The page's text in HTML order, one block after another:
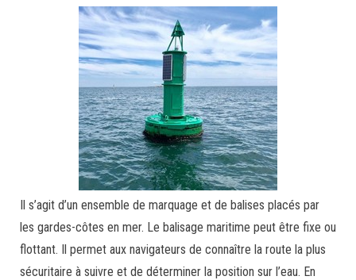
Il s’agit d’un ensemble de marquage et de balises placés par
les gardes-côtes en mer. Le balisage maritime peut être fixe ou
flottant. Il permet aux navigateurs de connaître la route la plus
sécuritaire à suivre et de déterminer la position sur l’eau. En